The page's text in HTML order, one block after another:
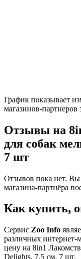
График показывает
магазинов-партнеров
Отзывы на
для собак
7 шт
Отзывов пока нет. Вы
магазина-партнёра
Как купить,
Сервис Zoo Info
различных
цену на 8in1
Delights, 7,5 см, 7 шт.